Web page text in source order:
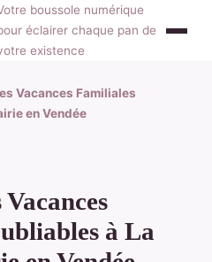
boussole numérique
éclairer chaque pan de
existence
Vacances Familiales
en Vendée
à La